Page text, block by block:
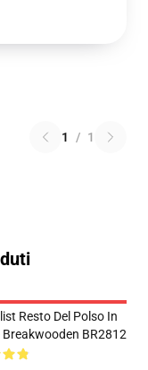
1 / 1
Resto Del Polso In
Breakwooden BR2812